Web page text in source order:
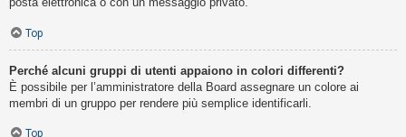
Top
Perché alcuni gruppi di utenti appaiono in colori differenti?
È possibile per l’amministratore della Board assegnare un colore ai
membri di un gruppo per rendere più semplice identificarli.
Top